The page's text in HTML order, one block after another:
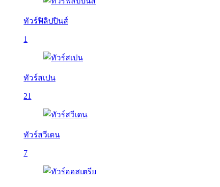
ทัวร์ฟิลิปปินส์
1
ทัวร์สเปน
21
ทัวร์สวีเดน
7